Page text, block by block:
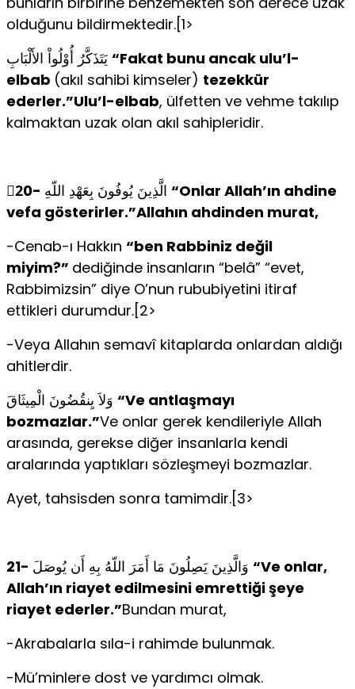
olduğunu bildirmektedir.[1>
“Fakat bunu ancak ulu’l-
elbab (akıl sahibi kimseler) tezekkür
ederler.”Ulu’l-elbab, ülfetten ve vehme takılıp
kalmaktan uzak olan akıl sahipleridir.
2ّ0-
“Onlar Allah’ın ahdine
vefa gösterirler.”Allahın ahdinden murat,
-Cenab-ı Hakkın “ben Rabbiniz değil
miyim?” dediğinde insanların “belâ” “evet,
Rabbimizsin” diye O’nun rububiyetini itiraf
ettikleri durumdur.[2>
-Veya Allahın semavî kitaplarda onlardan aldığı
ahitlerdir.
“Ve antlaşmayı
bozmazlar.”Ve onlar gerek kendileriyle Allah
arasında, gerekse diğer insanlarla kendi
aralarında yaptıkları sözleşmeyi bozmazlar.
Ayet, tahsisden sonra tamimdir.[3>
21-
“Ve onlar,
Allah’ın riayet edilmesini emrettiği şeye
riayet ederler.”Bundan murat,
-Akrabalarla sıla-i rahimde bulunmak.
-Mü’minlere dost ve yardımcı olmak.